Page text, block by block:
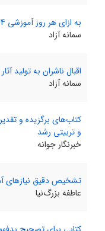
به ازای هر روز آموزشی 24 عنوان کتاب مناسب معرفی کرده‌ایم
سمانه آزاد
اقبال ناشران به تولید
سمانه آزاد
کتاب‌های برگزیده و
و تربیتی رشد
خبرنگار جوانه
تشخیص دقیق نیازهای
عاطفه بزرگ‌نیا